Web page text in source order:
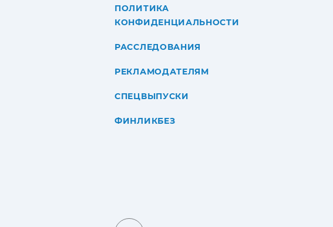
ПОЛИТИКА
КОНФИДЕНЦИАЛЬНОСТИ
РАССЛЕДОВАНИЯ
РЕКЛАМОДАТЕЛЯМ
СПЕЦВЫПУСКИ
ФИНЛИКБЕЗ